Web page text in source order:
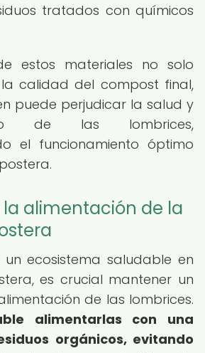
tratados con químicos
estos materiales no solo
calidad del compost final,
puede perjudicar la salud y
de las lombrices,
el funcionamiento óptimo
la alimentación de la
ecosistema saludable en
es crucial mantener un
de las lombrices.
alimentarlas con una
orgánicos, evitando